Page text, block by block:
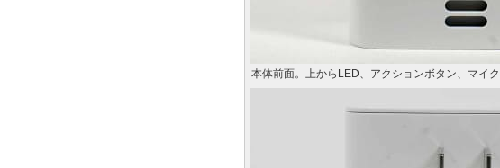
本体前面。上からLED、アクションボタン、マイ